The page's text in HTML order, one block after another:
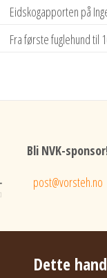
Eidskogapporten på
Fra første fuglehund til
Bli NVK-
post@vorsteh.no
Dette